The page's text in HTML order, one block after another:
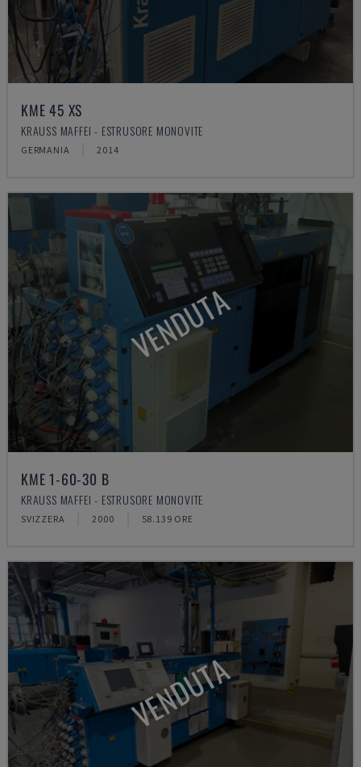
KME 45 XS
KRAUSS MAFFEI - ESTRUSORE MONOVITE
GERMANIA 2014
VENDUTA
KME 1-60-30 B
KRAUSS MAFFEI - ESTRUSORE MONOVITE
SVIZZERA 2000 58.139 ORE
VENDUTA